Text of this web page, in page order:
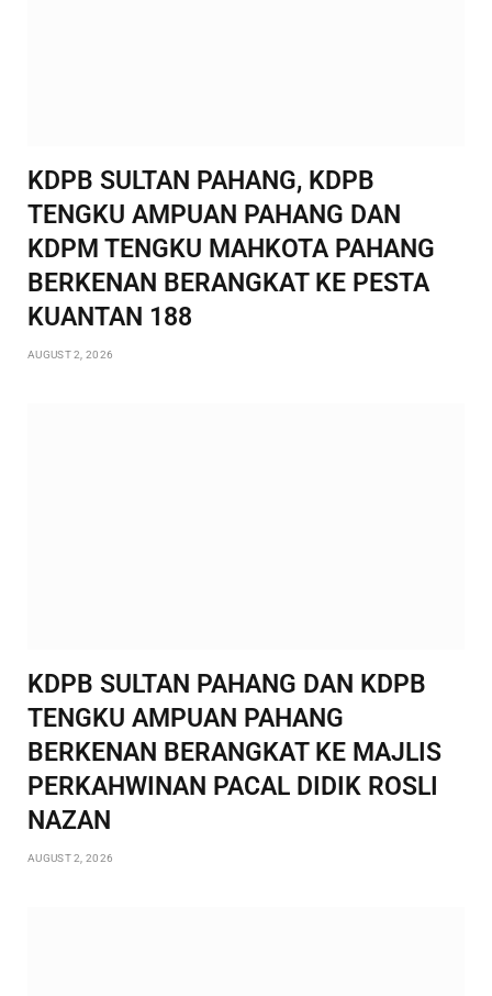
KDPB SULTAN PAHANG, KDPB
TENGKU AMPUAN PAHANG DAN
KDPM TENGKU MAHKOTA PAHANG
BERKENAN BERANGKAT KE PESTA
KUANTAN 188
AUGUST 2, 2026
KDPB SULTAN PAHANG DAN KDPB
TENGKU AMPUAN PAHANG
BERKENAN BERANGKAT KE MAJLIS
PERKAHWINAN PACAL DIDIK ROSLI
NAZAN
AUGUST 2, 2026